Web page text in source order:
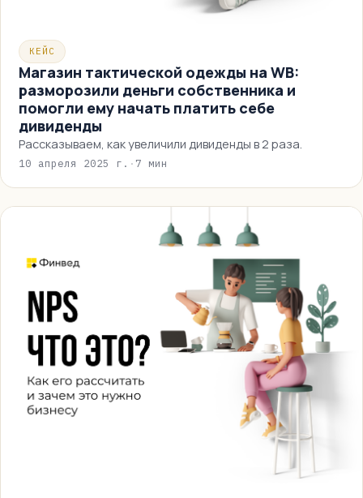
КЕЙС
Магазин тактической одежды на WB:
разморозили деньги собственника и
помогли ему начать платить себе
дивиденды
Рассказываем, как увеличили дивиденды в 2 раза.
10 апреля 2025 г. · 7 мин